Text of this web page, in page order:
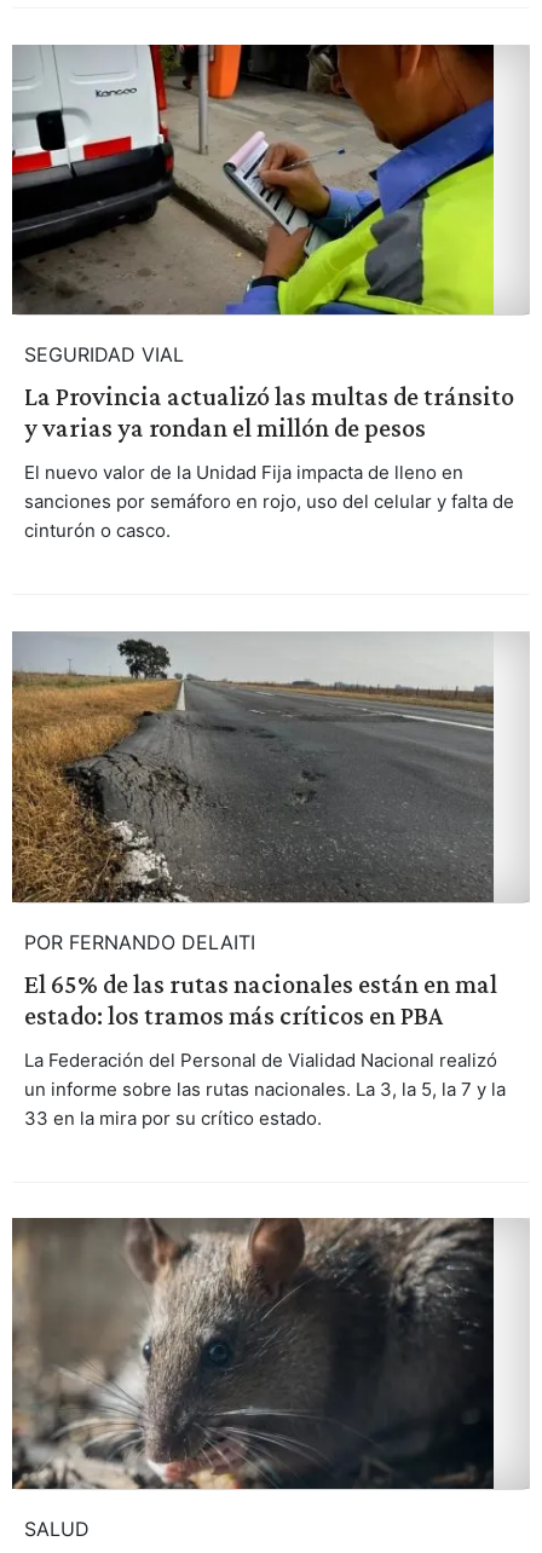
SEGURIDAD VIAL
La Provincia actualizó las multas de tránsito
y varias ya rondan el millón de pesos
El nuevo valor de la Unidad Fija impacta de lleno en
sanciones por semáforo en rojo, uso del celular y falta de
cinturón o casco.
POR FERNANDO DELAITI
El 65% de las rutas nacionales están en mal
estado: los tramos más críticos en PBA
La Federación del Personal de Vialidad Nacional realizó
un informe sobre las rutas nacionales. La 3, la 5, la 7 y la
33 en la mira por su crítico estado.
SALUD